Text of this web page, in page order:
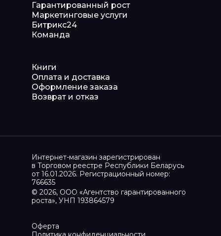
Книги
Оплата и доставка
Оформление заказа
Возврат и отказ
Гарантированный рост
Маркетинговые услуги
Битрикс24
Команда
Интернет-магазин зарегистрирован
в Торговом реестре Республики Беларусь
от 16.01.2026. Регистрационный номер:
766635
© 2026, ООО «Агентство гарантированного
роста», УНП 193864579
Оферта